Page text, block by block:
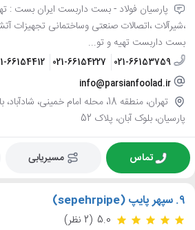
پارسیان فولاد - بست داربست ایران بست :
،شیرآلات ،اتصالات صنعتی وساختمانی تجهیزات
بست داربست تهیه و تو...
021-66153759
021-66154227
66154412
info@parsianfoolad.ir
تهران، منطقه 18، محله امام خمینی،
پارسیان، بلوک آبان، پلاک 52
تماس مسیریابی
9. سپهر پایپ (sepehrpipe)
5.0 (2 نظر)